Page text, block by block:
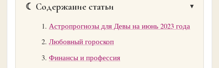
☾ Содержание статьи
Астропрогнозы для Девы на июнь 2023 года
Любовный гороскоп
Финансы и профессия